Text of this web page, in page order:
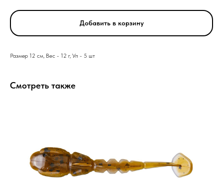
Добавить в корзину
Размер 12 см, Вес - 12 г, Уп - 5 шт
Смотреть также